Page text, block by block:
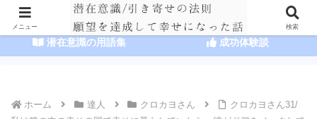
HOME 潜在意識の達人まとめ
潜在意識の用語集 成功体験談
ホーム 達人 クロカヨさん
クロカヨさん31/
メニュー 検索